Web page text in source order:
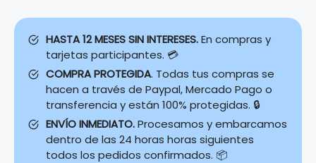
HASTA 12 MESES SIN INTERESES.En compras y
tarjetas participantes. 💳
COMPRA PROTEGIDA. Todas tus compras se
hacen a través de Paypal, Mercado Pago o
transferencia y están 100% protegidas. 🔒
ENVÍO INMEDIATO.Procesamos y embarcamos
dentro de las 24 horas horas siguientes
todos los pedidos confirmados. 📦